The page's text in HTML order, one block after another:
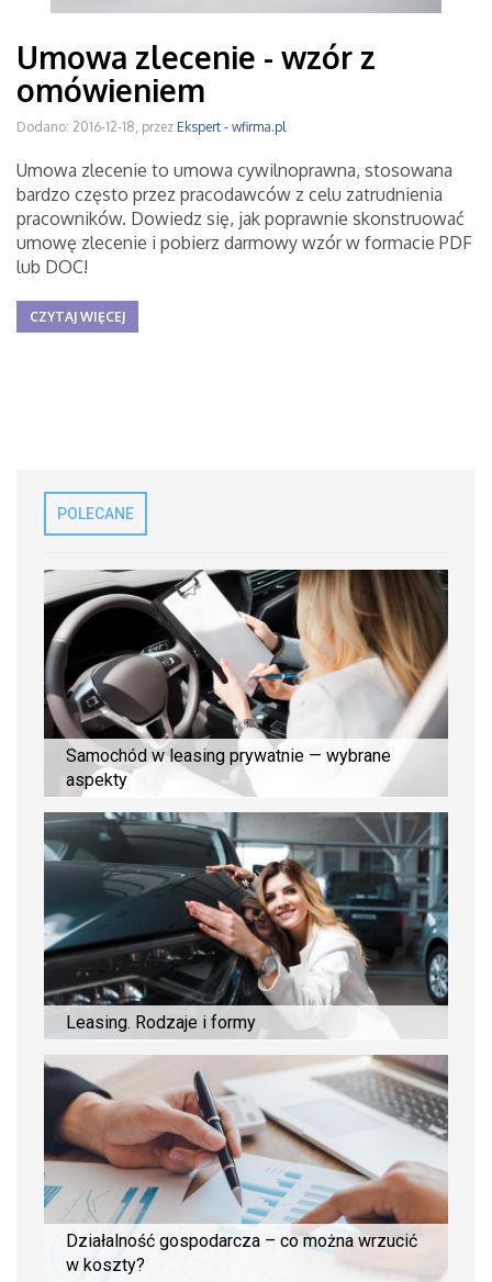
Umowa zlecenie - wzór z
omówieniem
Dodano: 2016-12-18, przez Ekspert - wfirma.pl
Umowa zlecenie to umowa cywilnoprawna, stosowana
bardzo często przez pracodawców z celu zatrudnienia
pracowników. Dowiedz się, jak poprawnie skonstruować
umowę zlecenie i pobierz darmowy wzór w formacie PDF
lub DOC!
CZYTAJ WIĘCEJ
POLECANE
Samochód w leasing prywatnie — wybrane
aspekty
Leasing. Rodzaje i formy
Działalność gospodarcza – co można wrzucić
w koszty?